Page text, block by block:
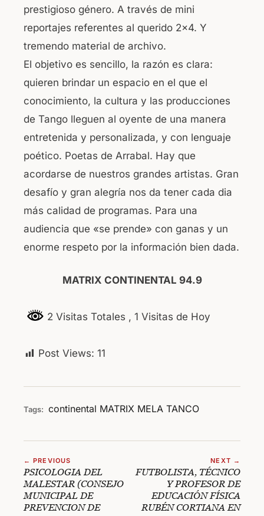
prestigioso género. A través de mini
reportajes referentes al querido 2×4. Y
tremendo material de archivo.
El objetivo es sencillo, la razón es clara:
quieren brindar un espacio en el que el
conocimiento, la cultura y las producciones
de Tango lleguen al oyente de una manera
entretenida y personalizada, y con lenguaje
poético. Poetas de Arrabal. Hay que
acordarse de nuestros grandes artistas. Gran
desafío y gran alegría nos da tener cada dia
más calidad de programas. Para una
audiencia que «se prende» con ganas y un
enorme respeto por la información bien dada.
MATRIX CONTINENTAL 94.9
2 Visitas Totales , 1 Visitas de Hoy
Post Views: 11
Tags: continental MATRIX MELA TANCO
← PREVIOUS
PSICOLOGIA DEL
MALESTAR (CONSEJO
MUNICIPAL DE
PREVENCION DE
NEXT →
FUTBOLISTA, TÉCNICO
Y PROFESOR DE
EDUCACIÓN FÍSICA
RUBÉN CORTIANA EN